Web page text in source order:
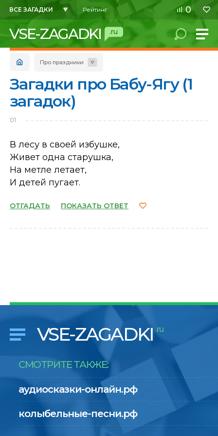
ВСЕ ЗАГАДКИ Рейтинг 0
VSE-ZAGADKI .ru
Про праздники
Загадки про Бабу-Ягу (1
загадок)
01
В лесу в своей избушке,
Живет одна старушка,
На метле летает,
И детей пугает.
ОТГАДАТЬ ПОКАЗАТЬ ОТВЕТ
VSE-ZAGADKI .ru
СМОТРИТЕ ТАКЖЕ:
аудиосказки-онлайн.рф
колыбельные-песни.рф